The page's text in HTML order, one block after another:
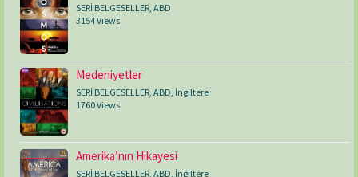
SERİ BELGESELLER ABD
3154 Views
Medeniyetler
SERİ BELGESELLER ABD İngiltere
1760 Views
Amerika’nın Hikayesi
SERİ BELGESELLER, ABD, İngiltere